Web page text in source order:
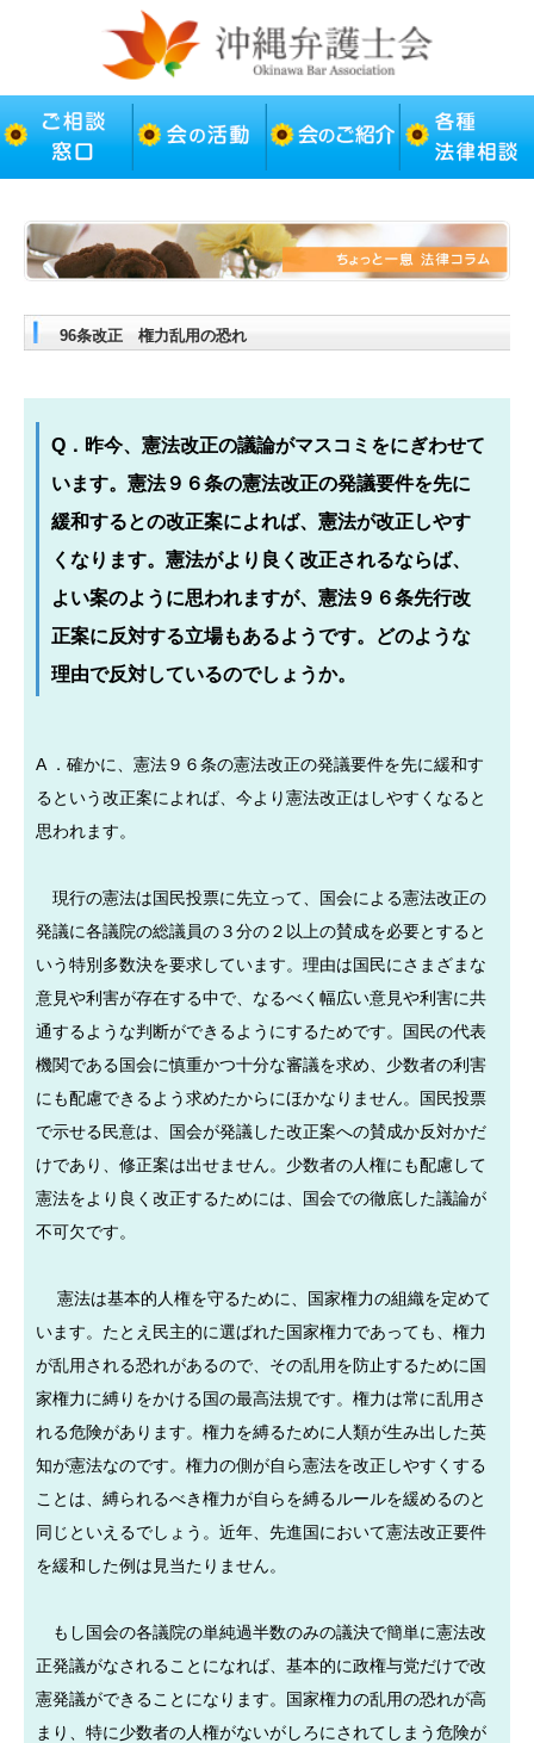
96条改正 権力乱用の恐れ
Q．昨今、憲法改正の議論がマスコミをにぎわせて
います。憲法９６条の憲法改正の発議要件を先に
緩和するとの改正案によれば、憲法が改正しやす
くなります。憲法がより良く改正されるならば、
よい案のように思われますが、憲法９６条先行改
正案に反対する立場もあるようです。どのような
理由で反対しているのでしょうか。
A ．確かに、憲法９６条の憲法改正の発議要件を先に緩和す
るという改正案によれば、今より憲法改正はしやすくなると
思われます。
現行の憲法は国民投票に先立って、国会による憲法改正の
発議に各議院の総議員の３分の２以上の賛成を必要とすると
いう特別多数決を要求しています。理由は国民にさまざまな
意見や利害が存在する中で、なるべく幅広い意見や利害に共
通するような判断ができるようにするためです。国民の代表
機関である国会に慎重かつ十分な審議を求め、少数者の利害
にも配慮できるよう求めたからにほかなりません。国民投票
で示せる民意は、国会が発議した改正案への賛成か反対かだ
けであり、修正案は出せません。少数者の人権にも配慮して
憲法をより良く改正するためには、国会での徹底した議論が
不可欠です。
憲法は基本的人権を守るために、国家権力の組織を定めて
います。たとえ民主的に選ばれた国家権力であっても、権力
が乱用される恐れがあるので、その乱用を防止するために国
家権力に縛りをかける国の最高法規です。権力は常に乱用さ
れる危険があります。権力を縛るために人類が生み出した英
知が憲法なのです。権力の側が自ら憲法を改正しやすくする
ことは、縛られるべき権力が自らを縛るルールを緩めるのと
同じといえるでしょう。近年、先進国において憲法改正要件
を緩和した例は見当たりません。
もし国会の各議院の単純過半数のみの議決で簡単に憲法改
正発議がなされることになれば、基本的に政権与党だけで改
憲発議ができることになります。国家権力の乱用の恐れが高
まり、特に少数者の人権がないがしろにされてしまう危険が